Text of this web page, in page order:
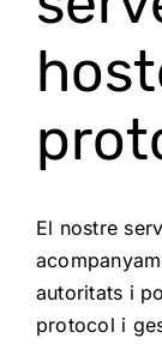
El nostre
autoritats i
protocol i